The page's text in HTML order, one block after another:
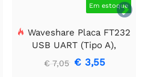

Em estoque
Waveshare Placa FT232
USB UART (Tipo A),
Módulo de Comunicação
USB Para TTL (UART)
€ 7,05 € 3,55